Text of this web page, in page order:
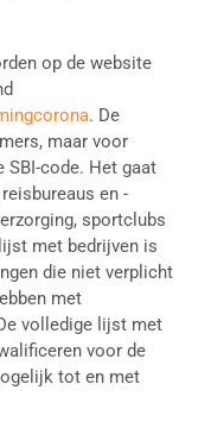
op de website
. De
maar voor
SBI-code. Het gaat
en -
sportclubs
met bedrijven is
die niet verplicht
met
volledige lijst met
voor de
tot en met